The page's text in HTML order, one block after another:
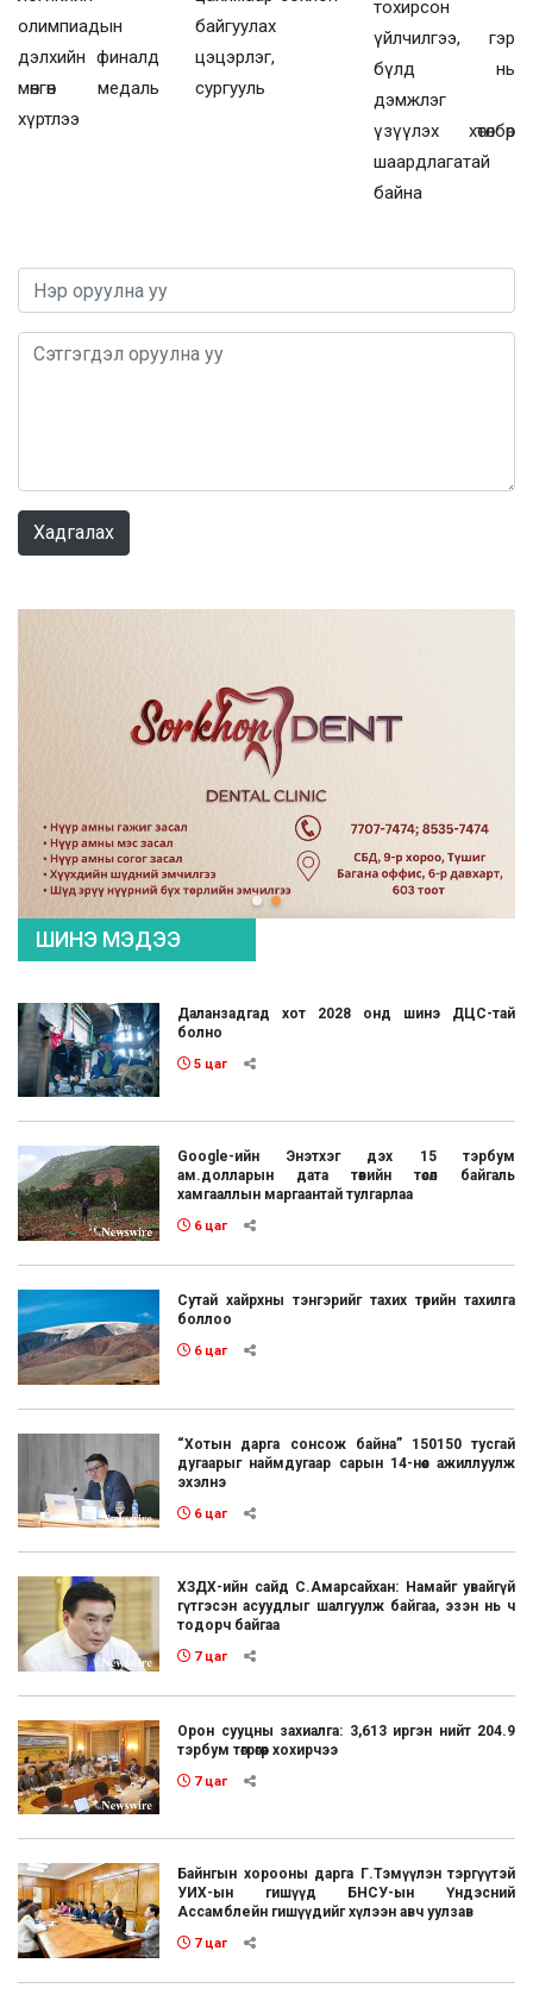
олимпиадын
дэлхийн финалд
мөнгөн медаль
хүртлээ
байгуулах
цэцэрлэг,
сургууль
тохирсон
үйлчилгээ, гэр
бүлд нь
дэмжлэг
үзүүлэх хөтөлбөр
шаардлагатай
байна
Хадгалах
ШИНЭ МЭДЭЭ
Даланзадгад хот 2028 онд шинэ ДЦС-тай
болно
5 цаг
Google-ийн Энэтхэг дэх 15 тэрбум
ам.долларын дата төвийн төсөл байгаль
хамгааллын маргаантай тулгарлаа
6 цаг
Сутай хайрхны тэнгэрийг тахих төрийн тахилга
боллоо
6 цаг
“Хотын дарга сонсож байна” 150150 тусгай
дугаарыг наймдугаар сарын 14-нөөс ажиллуулж
эхэлнэ
6 цаг
ХЗДХ-ийн сайд С.Амарсайхан: Намайг увайгүй
гүтгэсэн асуудлыг шалгуулж байгаа, эзэн нь ч
тодорч байгаа
7 цаг
Орон сууцны захиалга: 3,613 иргэн нийт 204.9
тэрбум төгрөгөөр хохирчээ
7 цаг
Байнгын хорооны дарга Г.Тэмүүлэн тэргүүтэй
УИХ-ын гишүүд БНСУ-ын Үндэсний
Ассамблейн гишүүдийг хүлээн авч уулзав
7 цаг